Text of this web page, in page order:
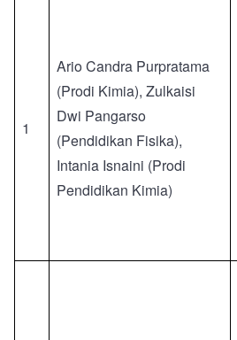
1
Ario Candra Purpratama
(Prodi Kimia), Zulkaisi
Dwi Pangarso
(Pendidikan Fisika),
Intania Isnaini (Prodi
Pendidikan Kimia)